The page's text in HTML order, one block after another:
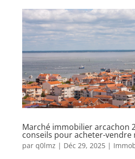
Marché immobilier arcachon
conseils pour acheter-vendre
par q0lmz | Déc 29, 2025|